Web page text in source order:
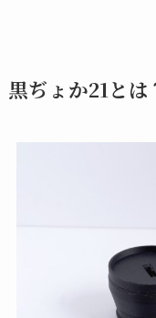
黒ぢょか21とは